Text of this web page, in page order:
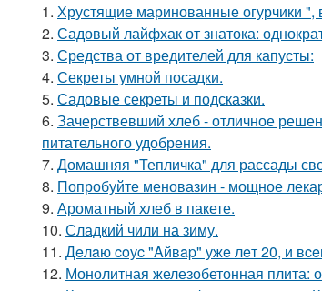
1. Хрустящие маринованные огурчики ",
2. Садовый лайфхак от знатока:
3. Средства от вредителей для капусты:
4. Секреты умной посадки.
5. Садовые секреты и подсказки.
6. Зачерствевший хлеб - отличное
питательного удобрения.
7. Домашняя "Тепличка" для рассады
8. Попробуйте меновазин - мощное
9. Ароматный хлеб в пакете.
10. Сладкий чили на зиму.
11. Дeлaю coуc "Aйвap" ужe лeт 20, и
12. Монолитная железобетонная плита: